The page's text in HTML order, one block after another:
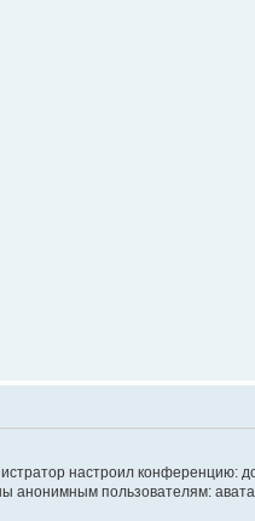
настроил
анонимным пользователям: